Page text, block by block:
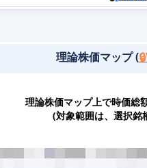
理論株価マップ (
理論株価マップ上で時価総
(対象範囲は、選択銘